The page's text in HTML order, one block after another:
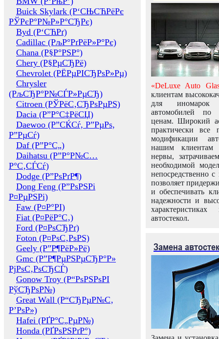
Buick Skylark (Р‘СЊСЋРёРє
РЎРєР°Р№Р»Р°СЂРє)
Byd (Р‘СЋРґ)
Cadillac (РљР°РґРёР»Р°Рє)
Chana (Р§Р°РЅР°)
Chery (Р§РµСЂРё)
Chevrolet (РЁРµРІСЂРѕР»Рµ)
Chrysler
(РљСЂР°Р№СЃР»РµСЂ)
Citroen (РЎРёС‚СЂРѕРµРЅ)
Dacia (Р”Р°С‡РёСЏ)
Daewoo (Р”СЌСѓ, Р”РµРѕ,
Р”РµСѓ)
Daf (Р”Р°С„)
Daihatsu (Р”Р°Р№С…
Р°С‚СЃСѓ)
Dodge (Р”РѕРґР¶)
Dong Feng (Р”РѕРЅРі
Р¤РµРЅРі)
Faw (Р¤Р°РІ)
Fiat (Р¤РёР°С‚)
Ford (Р¤РѕСЂРґ)
Foton (Р¤РѕС‚РѕРЅ)
Geely (Р”Р¶РёР»Рё)
Gmc (Р”Р¶РµРЅРµСЂР°Р»
РјРѕС‚РѕСЂСЃ)
Gonow Troy (Р“РѕРЅРѕРІ
РўСЂРѕР№)
Great Wall (Р“СЂРµР№С‚
Р’РѕР»)
Hafei (РҐР°С„РµР№)
Honda (РҐРѕРЅРґР°)
«DeLuxe Auto
клиентам
для иномарок
автомобилей
ценам. Широкий
практически все
модификации
нашим клиентам
нервы,
необходимой
непосредственно
позволяет
и обеспечивать
надежности и
автостекол.
Замена